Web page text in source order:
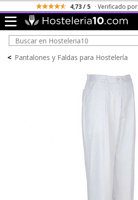
4,73 / 5 · Verificado por
< Pantalones y Faldas para Hostelería